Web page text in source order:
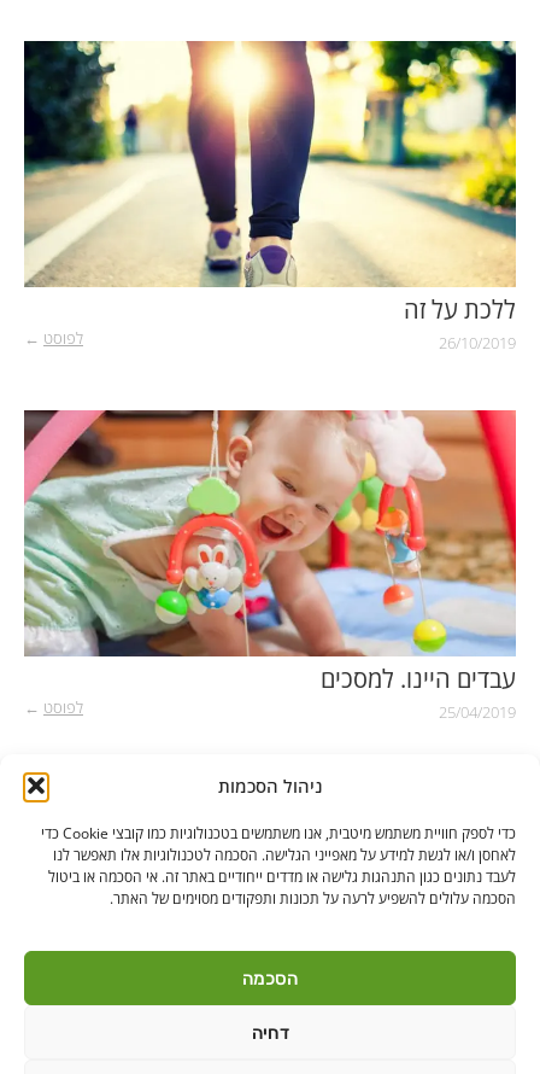
ניהול הסכמות
כדי לספק חוויית משתמש מיטבית, אנו משתמשים בטכנולוגיות כמו קובצי Cookie כדי
לאחסן ו/או לגשת למידע על מאפייני הגלישה. הסכמה לטכנולוגיות אלו תאפשר לנו
לעבד נתונים כגון התנהגות גלישה או מדדים ייחודיים באתר זה. אי הסכמה או ביטול
הסכמה עלולים להשפיע לרעה על תכונות ותפקודים מסוימים של האתר.
הסכמה
דחיה
ללכת על זה
26/10/2019 לפוסט ←
עבדים היינו. למסכים
25/04/2019 לפוסט ←
בקרו אותנו